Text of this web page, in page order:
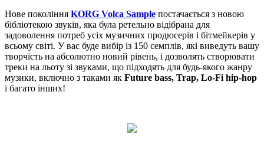
Нове покоління KORG Volca Sample постачається з новою
бібліотекою звуків, яка була ретельно відібрана для
задоволення потреб усіх музичних продюсерів і бітмейкерів у
всьому світі. У вас буде вибір із 150 семплів, які виведуть вашу
творчість на абсолютно новий рівень, і дозволять створювати
треки на льоту зі звуками, що підходять для будь-якого жанру
музики, включно з таками як Future bass, Trap, Lo-Fi hip-hop
і багато інших!